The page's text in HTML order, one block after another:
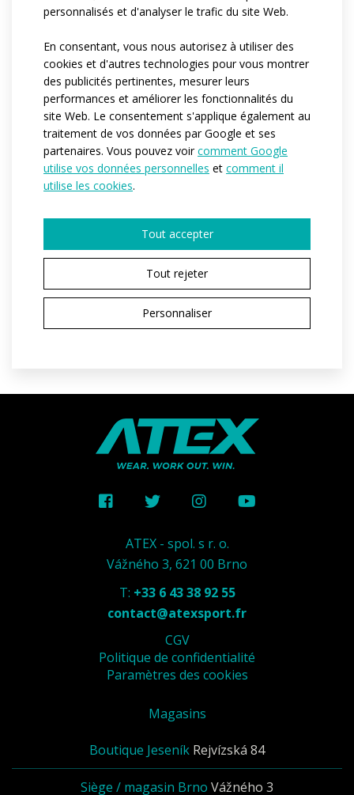
personnalisés et d'analyser le trafic du site Web.
En consentant, vous nous autorisez à utiliser des
cookies et d'autres technologies pour vous montrer
des publicités pertinentes, mesurer leurs
performances et améliorer les fonctionnalités du
site Web. Le consentement s'applique également au
traitement de vos données par Google et ses
partenaires. Vous pouvez voircomment Google
utilise vos données personnelles et comment il
utilise les cookies.
Tout accepter
Tout rejeter
Personnaliser
U-shaped panel is seamless. It is possible to add
grey areas as seen in the picture.
Référence:
at062
Variantes:
Pánská / Dámská / Dětská
Tailles enfant:
122-128 / 134-140 / 146 / 152 / 158 / 164
DEMANDER UN DEVIS
ATEX - spol. s r. o.
Vážného 3, 621 00 Brno
T: +33 6 43 38 92 55
contact@atexsport.fr
CGV
Politique de confidentialité
Paramètres des cookies
Magasins
Boutique Jeseník Rejvízská 84
Siège / magasin Brno Vážného 3